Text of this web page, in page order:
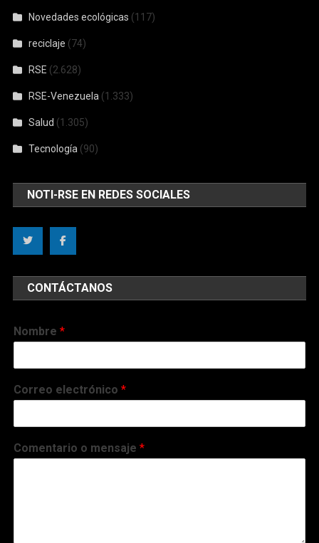
Novedades ecológicas (117)
reciclaje (74)
RSE (2.628)
RSE-Venezuela (1.333)
Salud (1.305)
Tecnología (90)
NOTI-RSE EN REDES SOCIALES
CONTÁCTANOS
Nombre*
Correo electrónico*
Comentario o mensaje*